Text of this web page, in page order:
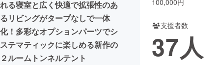
CAMPFIREふるさと納税machi-ya コミュニティ
れる寝室と広く快適で拡張性のあ
るリビングがタープなしで一体
化！多彩なオプションパーツでシ
ステマティックに楽しめる新作の
２ルームトンネルテント
100,000円
支援者数
37人